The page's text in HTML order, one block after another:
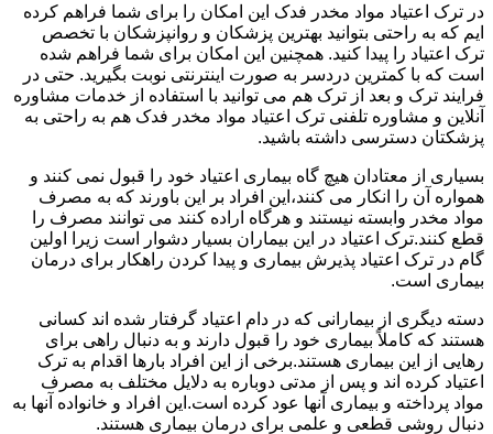
در ترک اعتیاد مواد مخدر فدک این امکان را برای شما فراهم کرده
ایم که به راحتی بتوانید بهترین پزشکان و روانپزشکان با تخصص
ترک اعتیاد را پیدا کنید. همچنین این امکان برای شما فراهم شده
است که با کمترین دردسر به صورت اینترنتی نوبت بگیرید. حتی در
فرایند ترک و بعد از ترک هم می توانید با استفاده از خدمات مشاوره
آنلاین و مشاوره تلفنی ترک اعتیاد مواد مخدر فدک هم به راحتی به
پزشکتان دسترسی داشته باشید.
بسیاری از معتادان هیچ گاه بیماری اعتیاد خود را قبول نمی کنند و
همواره آن را انکار می کنند،این افراد بر این باورند که به مصرف
مواد مخدر وابسته نیستند و هرگاه اراده کنند می توانند مصرف را
قطع کنند.ترک اعتیاد در این بیماران بسیار دشوار است زیرا اولین
گام در ترک اعتیاد پذیرش بیماری و پیدا کردن راهکار برای درمان
بیماری است.
دسته دیگری از بیمارانی که در دام اعتیاد گرفتار شده اند کسانی
هستند که کاملاً بیماری خود را قبول دارند و به دنبال راهی برای
رهایی از این بیماری هستند.برخی از این افراد بارها اقدام به ترک
اعتیاد کرده اند و پس از مدتی دوباره به دلایل مختلف به مصرف
مواد پرداخته و بیماری آنها عود کرده است.این افراد و خانواده آنها به
دنبال روشی قطعی و علمی برای درمان بیماری هستند.